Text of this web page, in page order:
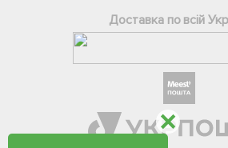
Доставка по всій